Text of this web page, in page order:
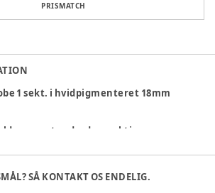
PRISMATCH
1 sekt. i hvidpigmenteret 18mm
som standard pr. sektion:
el. 250x300x250
SÅ KONTAKT OS ENDELIG.